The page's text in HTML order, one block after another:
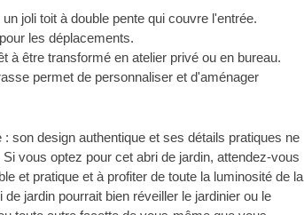
joli toit à double pente qui couvre l'entrée.
les déplacements.
à être transformé en atelier privé ou en bureau.
permet de personnaliser et d'aménager
: son design authentique et ses détails pratiques ne
vous optez pour cet abri de jardin, attendez-vous
et pratique et à profiter de toute la luminosité de la
jardin pourrait bien réveiller le jardinier ou le